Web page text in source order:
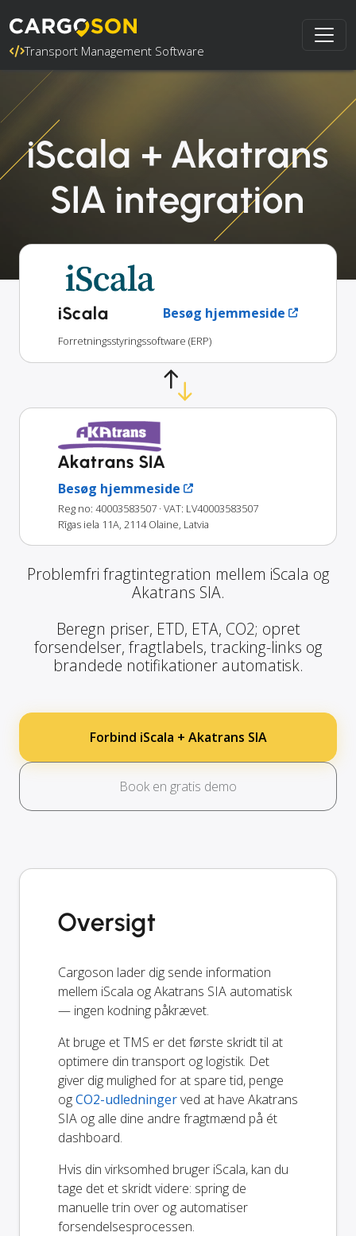
Transport Management Software
iScala + Akatrans
SIA integration
iScala Besøg hjemmeside
Forretningsstyringssoftware (ERP)
Akatrans SIA
Besøg hjemmeside
Reg no: 40003583507 · VAT: LV40003583507
Rīgas iela 11A, 2114 Olaine, Latvia
Problemfri fragtintegration mellem iScala og
Akatrans SIA.
Beregn priser, ETD, ETA, CO2; opret
forsendelser, fragtlabels, tracking-links og
brandede notifikationer automatisk.
Forbind iScala + Akatrans SIA
Book en gratis demo
Oversigt
Cargoson lader dig sende information
mellem iScala og Akatrans SIA automatisk
— ingen kodning påkrævet.
At bruge et TMS er det første skridt til at
optimere din transport og logistik. Det
giver dig mulighed for at spare tid, penge
ogCO2-udledningerved at have Akatrans
SIA og alle dine andre fragtmænd på ét
dashboard.
Hvis din virksomhed bruger iScala, kan du
tage det et skridt videre: spring de
manuelle trin over og automatiser
forsendelsesprocessen.